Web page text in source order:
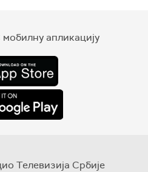
апликацију
Телевизија Србије